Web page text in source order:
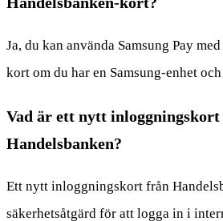
Ja, du kan använda Samsung Pay
kort om du har en Samsung-enhet
Vad är ett nytt
Handelsbanken?
Ett nytt inloggningskort från
säkerhetsåtgärd för att logga in i